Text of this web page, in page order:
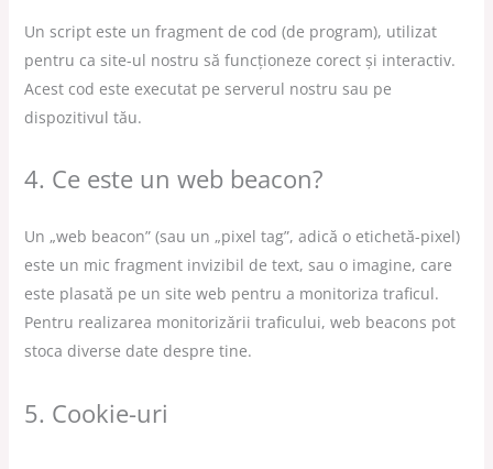
Un script este un fragment de cod (de program), utilizat
pentru ca site-ul nostru să funcționeze corect și interactiv.
Acest cod este executat pe serverul nostru sau pe
dispozitivul tău.
4. Ce este un web beacon?
Un „web beacon” (sau un „pixel tag”, adică o etichetă-pixel)
este un mic fragment invizibil de text, sau o imagine, care
este plasată pe un site web pentru a monitoriza traficul.
Pentru realizarea monitorizării traficului, web beacons pot
stoca diverse date despre tine.
5. Cookie-uri